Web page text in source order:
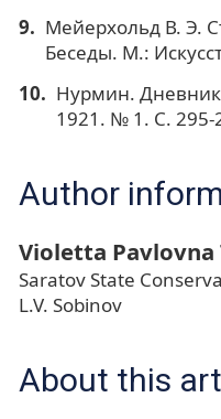
Мейерхольд В. Э.
Беседы. М.:
Нурмин.
1921. № 1. С. 295-
Author
Violetta Pavlovna
Saratov State
L.V. Sobinov
About this